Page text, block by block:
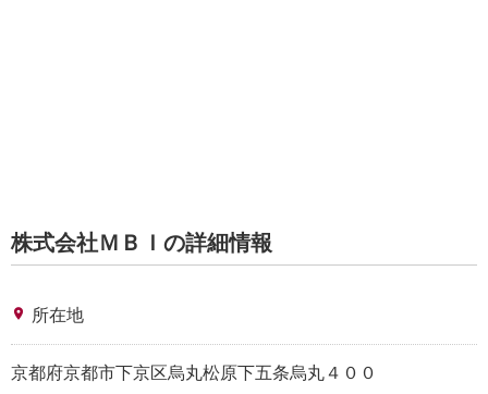
株式会社ＭＢＩの詳細情報
place 所在地
京都府京都市下京区烏丸松原下五条烏丸４００